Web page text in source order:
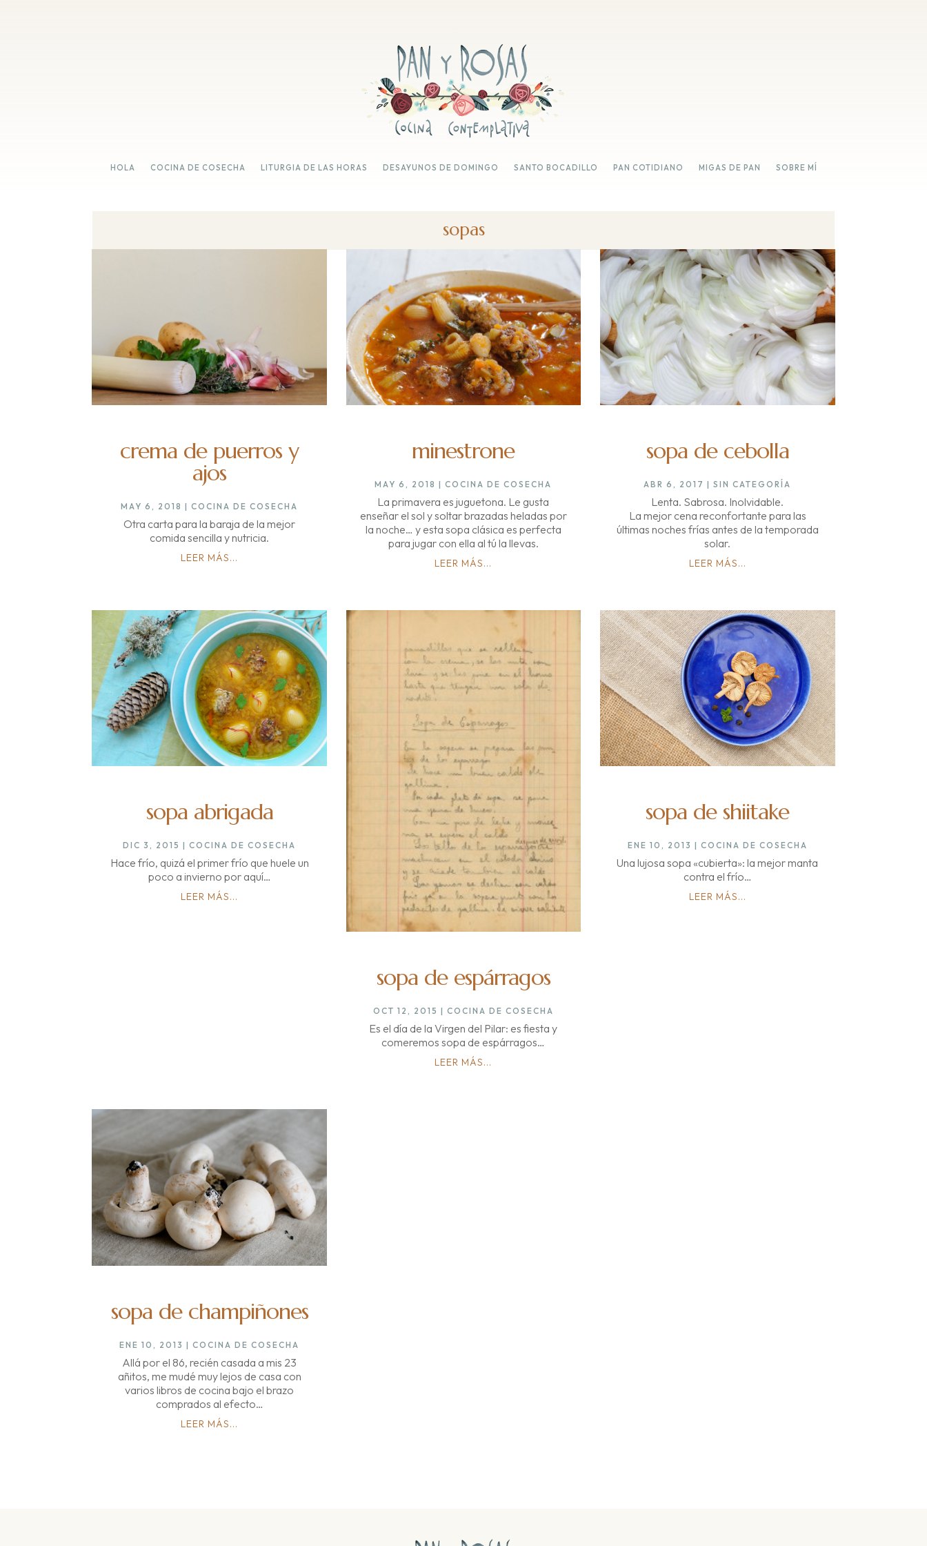
HOLA COCINA DE COSECHA LITURGIA DE LAS HORAS DESAYUNOS DE DOMINGO SANTO BOCADILLO PAN COTIDIANO MIGAS DE PAN SOBRE MÍ
sopas
crema de puerros y
ajos
MAY 6, 2018 |COCINA DE COSECHA
Otra carta para la baraja de la mejor
comida sencilla y nutricia.
LEER MÁS...
minestrone
MAY 6, 2018 |COCINA DE COSECHA
La primavera es juguetona. Le gusta
enseñar el sol y soltar brazadas heladas por
la noche… y esta sopa clásica es perfecta
para jugar con ella al tú la llevas.
LEER MÁS...
sopa de cebolla
ABR 6, 2017 |SIN CATEGORÍA
Lenta. Sabrosa. Inolvidable.
La mejor cena reconfortante para las
últimas noches frías antes de la temporada
solar.
LEER MÁS...
sopa abrigada
DIC 3, 2015 |COCINA DE COSECHA
Hace frío, quizá el primer frío que huele un
poco a invierno por aquí…
LEER MÁS...
sopa de espárragos
OCT 12, 2015 | COCINA DE COSECHA
Es el día de la Virgen del Pilar: es fiesta y
comeremos sopa de espárragos…
LEER MÁS...
sopa de shiitake
ENE 10, 2013 | COCINA DE COSECHA
Una lujosa sopa «cubierta»: la mejor manta
contra el frío…
LEER MÁS...
sopa de champiñones
ENE 10, 2013 |COCINA DE COSECHA
Allá por el 86, recién casada a mis 23
añitos, me mudé muy lejos de casa con
varios libros de cocina bajo el brazo
comprados al efecto…
LEER MÁS...